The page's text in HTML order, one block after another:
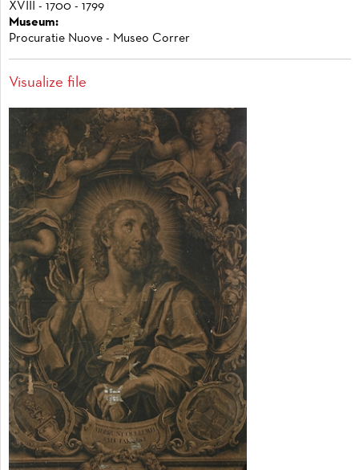
XVIII - 1700 - 1799
Museum:
Procuratie Nuove - Museo Correr
Visualize file